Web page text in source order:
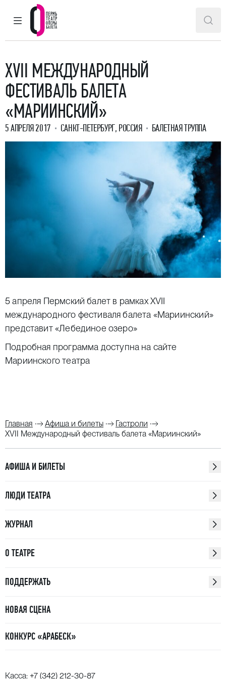
ГЛАВНОЕ МЕНЮ
Пермский театр оперы и балета
XVII МЕЖДУНАРОДНЫЙ
ФЕСТИВАЛЬ БАЛЕТА
«МАРИИНСКИЙ»
5 АПРЕЛЯ 2017 САНКТ-ПЕТЕРБУРГ, РОССИЯ БАЛЕТНАЯ ТРУППА
5 апреля Пермский балет в рамках XVII
международного фестиваля балета «Мариинский»
представит «Лебединое озеро»
Подробная программа доступна на сайте
Мариинского театра
Главная Афиша и билеты
Гастроли
XVII Международный фестиваль балета «Мариинский»
АФИША И БИЛЕТЫ
ЛЮДИ ТЕАТРА
ЖУРНАЛ
О ТЕАТРЕ
ПОДДЕРЖАТЬ
НОВАЯ СЦЕНА
КОНКУРС «АРАБЕСК»
Касса: +7 (342) 212-30-87